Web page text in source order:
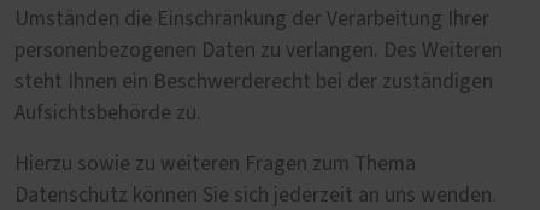
Umständen die Einschränkung der Verarbeitung Ihrer
personenbezogenen Daten zu verlangen. Des Weiteren
steht Ihnen ein Beschwerderecht bei der zuständigen
Aufsichtsbehörde zu.
Hierzu sowie zu weiteren Fragen zum Thema
Datenschutz können Sie sich jederzeit an uns wenden.